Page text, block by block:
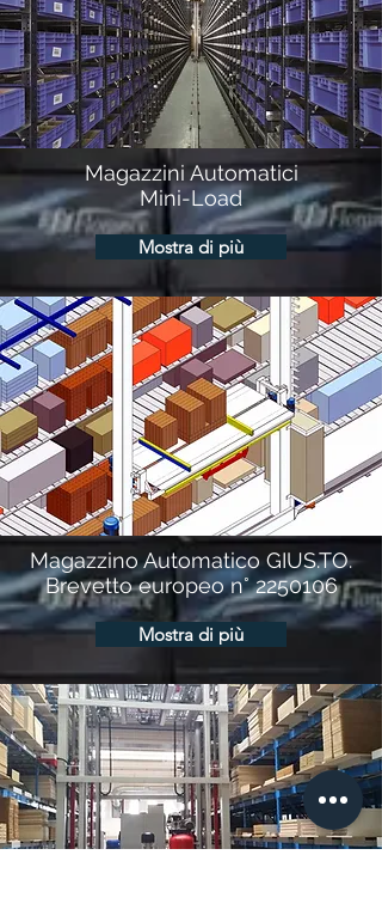
Magazzini Automatici
Mini-Load
Mostra di più
Magazzino Automatico GIUS.TO.
Brevetto europeo n°2250106
Mostra di più